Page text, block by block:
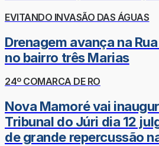
EVITANDO INVASÃO DAS ÁGUAS
Drenagem avança na
no bairro três Marias
24º COMARCA DE RO
Nova Mamoré vai
Tribunal do Júri dia 12
de grande repercussão